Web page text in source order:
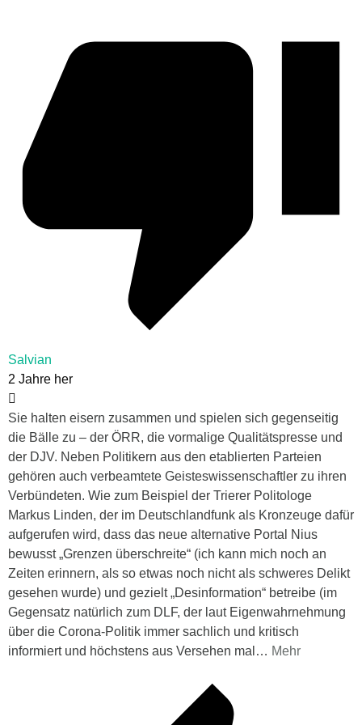
Salvian
2 Jahre her
Sie halten eisern zusammen und spielen sich gegenseitig
die Bälle zu – der ÖRR, die vormalige Qualitätspresse und
der DJV. Neben Politikern aus den etablierten Parteien
gehören auch verbeamtete Geisteswissenschaftler zu ihren
Verbündeten. Wie zum Beispiel der Trierer Politologe
Markus Linden, der im Deutschlandfunk als Kronzeuge dafür
aufgerufen wird, dass das neue alternative Portal Nius
bewusst „Grenzen überschreite“ (ich kann mich noch an
Zeiten erinnern, als so etwas noch nicht als schweres Delikt
gesehen wurde) und gezielt „Desinformation“ betreibe (im
Gegensatz natürlich zum DLF, der laut Eigenwahrnehmung
über die Corona-Politik immer sachlich und kritisch
informiert und höchstens aus Versehen mal … Mehr